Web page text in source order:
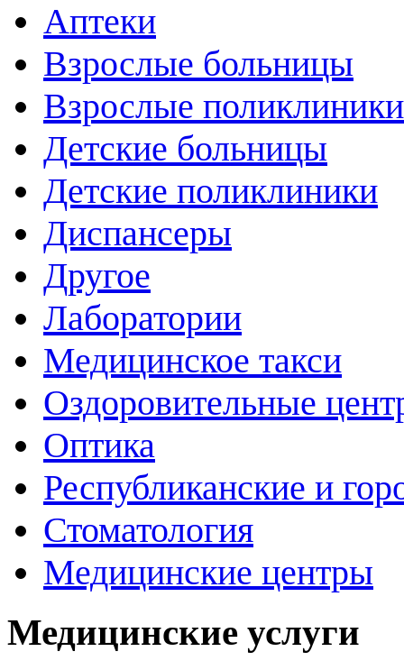
Аптеки
Взрослые больницы
Взрослые поликлиники
Детские больницы
Детские поликлиники
Диспансеры
Другое
Лаборатории
Медицинское такси
Оздоровительные
Оптика
Республиканские и
Стоматология
Медицинские центры
Медицинские услуги